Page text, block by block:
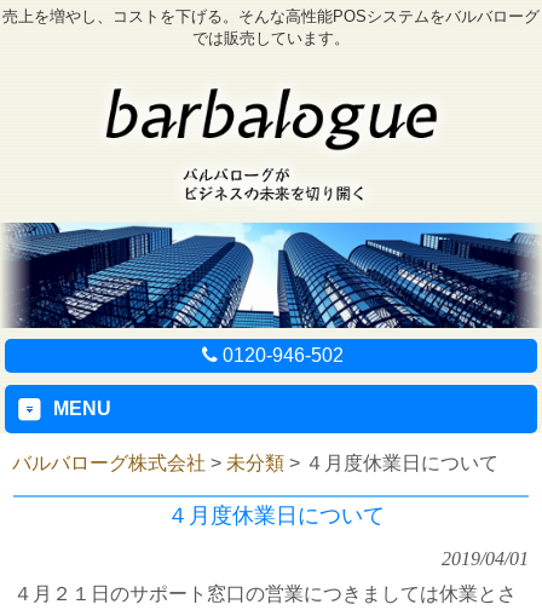
売上を増やし、コストを下げる。そんな高性能POSシステムをバルバローグ
では販売しています。
0120-946-502
MENU
バルバローグ株式会社 > 未分類 > ４月度休業日について
４月度休業日について
2019/04/01
４月２１日のサポート窓口の営業につきましては休業とさ